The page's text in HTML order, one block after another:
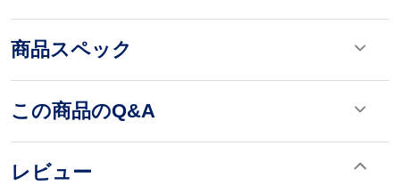
商品スペック
この商品のQ&A
レビュー